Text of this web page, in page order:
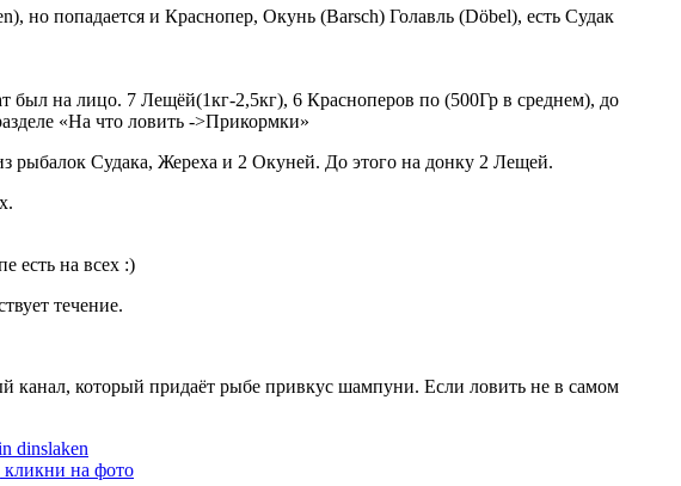
но попадается и Краснопер, Окунь (Barsch) Голавль (Döbel), есть Судак
был на лицо. 7 Лещёй(1кг-2,5кг), 6 Красноперов по (500Гр в среднем), до
«На что ловить ->Прикормки»
рыбалок Судака, Жереха и 2 Окуней. До этого на донку 2 Лещей.
есть на всех :)
течение.
канал, который придаёт рыбе привкус шампуни. Если ловить не в самом
кликни на фото